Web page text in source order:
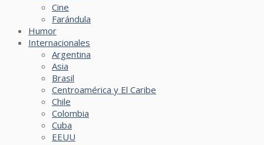
Cine
Farándula
Humor
Internacionales
Argentina
Asia
Brasil
Centroamérica y El Caribe
Chile
Colombia
Cuba
EEUU